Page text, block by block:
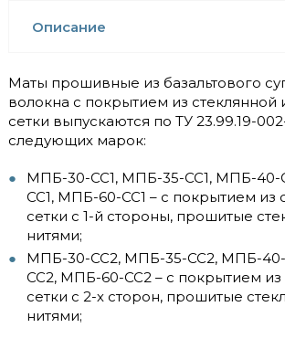
Описание
Маты прошивные из базальтового
волокна с покрытием из стеклянной
сетки выпускаются по ТУ 23.99.19-
следующих марок:
МПБ-30-СС1, МПБ-35-СС1, МПБ-40-
СС1, МПБ-60-СС1 – с покрытием из
сетки с 1-й стороны, прошитые
нитями;
МПБ-30-СС2, МПБ-35-СС2, МПБ-
СС2, МПБ-60-СС2 – с покрытием из
сетки с 2-х сторон, прошитые
нитями;